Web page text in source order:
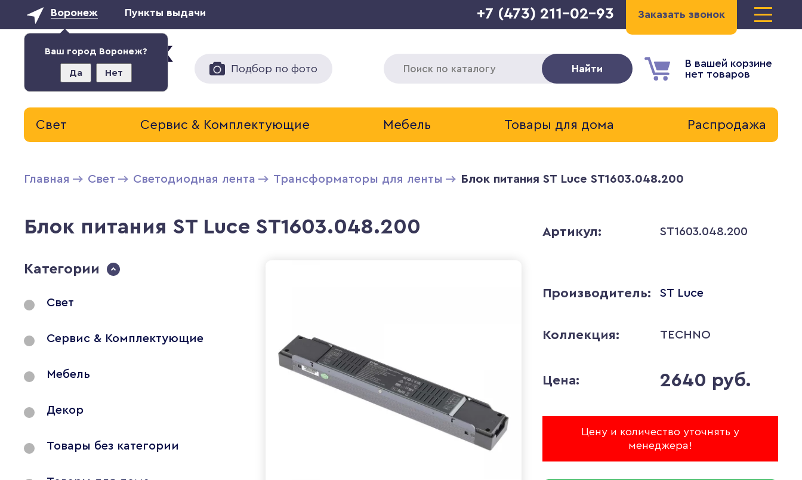
Воронеж
Ваш город Воронеж?
Да Нет
Пункты выдачи Заказать звонок
+7 (473) 211-02-93
Подбор по фото
В вашей корзине
нет товаров
Найти
Свет Сервис & Комплектующие Мебель Товары для дома Распродажа
Главная Свет Светодиодная лента Трансформаторы для ленты Блок питания ST Luce ST1603.048.200
Блок питания ST Luce ST1603.048.200
Категории
Свет
Сервис & Комплектующие
Мебель
Декор
Товары без категории
Артикул: ST1603.048.200
Производитель: ST Luce
Коллекция: TECHNO
Цена: 2640 руб.
Цену и количество уточнять у
менеджера!